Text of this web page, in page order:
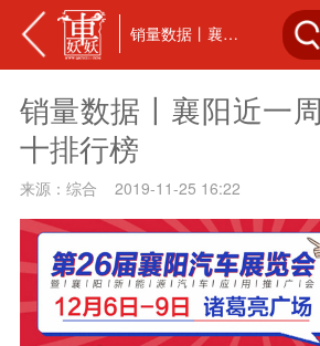
销量数据丨襄阳近一周汽车销量前十排行榜
销量数据丨襄阳近一
十排行榜
来源：综合 2019-11-25 16:22